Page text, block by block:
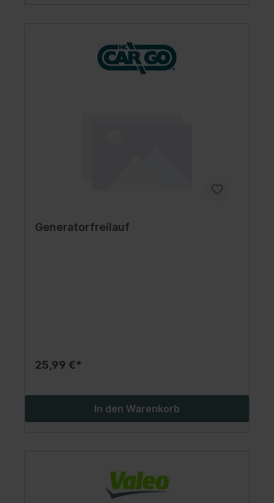
Generatorfreilauf
25,99 €*
In den Warenkorb